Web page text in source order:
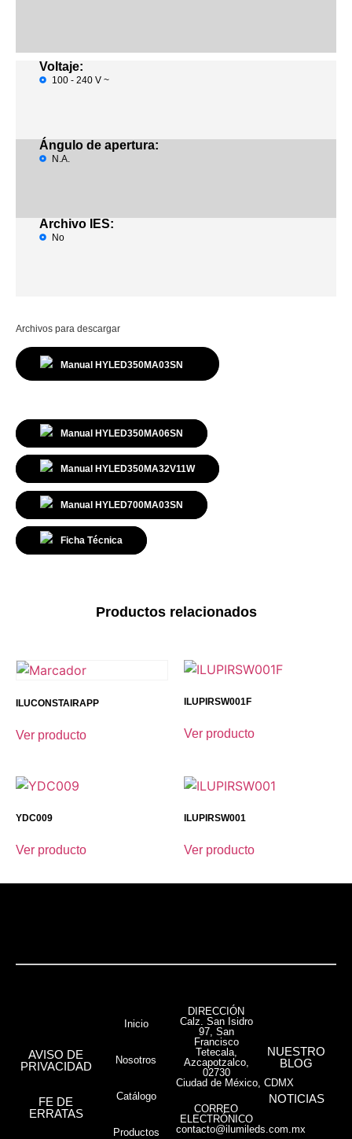
Voltaje:
100 - 240 V ~
Ángulo de apertura:
N.A.
Archivo IES:
No
Archivos para descargar
Manual HYLED350MA03SN
Manual HYLED350MA06SN
Manual HYLED350MA32V11W
Manual HYLED700MA03SN
Ficha Técnica
Productos relacionados
ILUCONSTAIRAPP
Ver producto
ILUPIRSW001F
Ver producto
YDC009
Ver producto
ILUPIRSW001
Ver producto
AVISO DE
PRIVACIDAD
FE DE
ERRATAS
Inicio
Nosotros
Catálogo
Productos
DIRECCIÓN
Calz. San Isidro
97, San
Francisco
Tetecala,
Azcapotzalco,
02730
Ciudad de México, CDMX
CORREO
ELECTRÓNICO
contacto@ilumileds.com.mx
NUESTRO
BLOG
NOTICIAS